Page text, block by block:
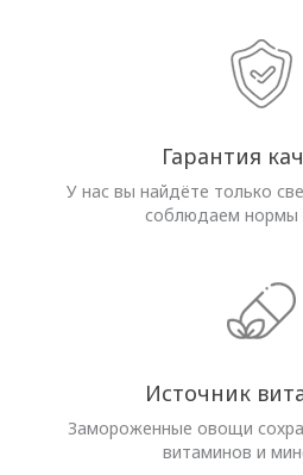
Гарантия
У нас вы найдёте только
соблюдаем нормы
Источник
Замороженные овощи
витаминов и